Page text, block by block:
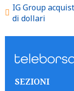
IG Group
di dollari
SEZIONI